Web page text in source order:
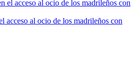
acceso al ocio de los madrileños con